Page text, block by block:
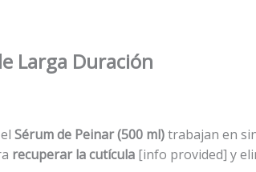
Larga Duración
Sérum de Peinar (500 ml)trabajan en
recuperar la cutícula [info provided] y